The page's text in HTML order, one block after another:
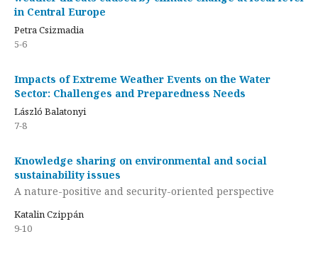
in Central Europe
Petra Csizmadia
5-6
Impacts of Extreme Weather Events on the Water
Sector: Challenges and Preparedness Needs
László Balatonyi
7-8
Knowledge sharing on environmental and social
sustainability issues
A nature-positive and security-oriented perspective
Katalin Czippán
9-10